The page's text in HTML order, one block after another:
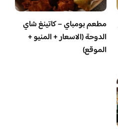
مطعم بومباي – كاتينغ شاي
الدوحة (الاسعار + المنيو +
الموقع)